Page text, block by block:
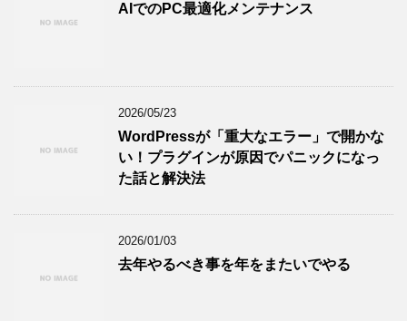
AIでのPC最適化メンテナンス
2026/05/23
WordPressが「重大なエラー」で開かな
い！プラグインが原因でパニックになっ
た話と解決法
2026/01/03
去年やるべき事を年をまたいでやる